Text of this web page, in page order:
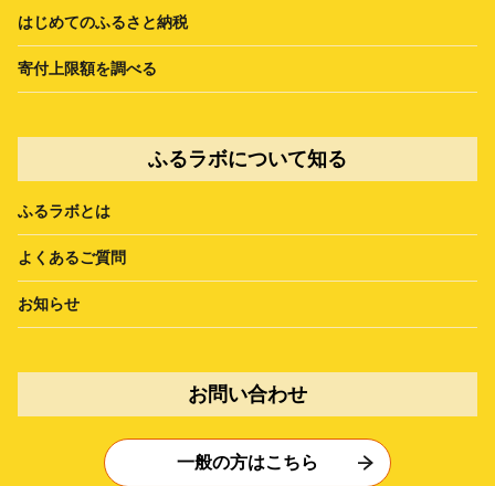
はじめてのふるさと納税
寄付上限額を調べる
ふるラボについて知る
ふるラボとは
よくあるご質問
お知らせ
お問い合わせ
一般の方はこちら